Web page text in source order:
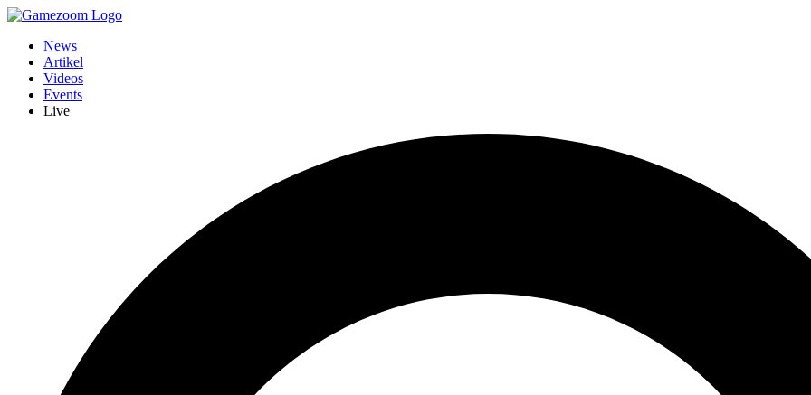
News
Artikel
Videos
Events
Live